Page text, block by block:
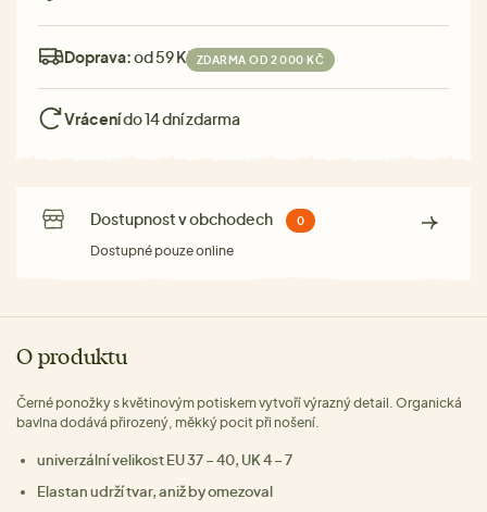
Doprava:od 59 Kč ZDARMA OD 2 000 KČ
Vrácenído 14 dní zdarma
Dostupnost v obchodech 0
Dostupné pouze online
O produktu
Černé ponožky s květinovým potiskem vytvoří výrazný detail. Organická
bavlna dodává přirozený, měkký pocit při nošení.
univerzální velikost EU 37 – 40, UK 4 – 7
Elastan udrží tvar, aniž by omezoval